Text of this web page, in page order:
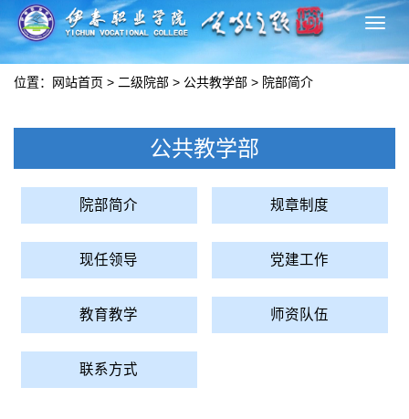
切
换
位置： 网站首页 > 二级院部 > 公共教学部 > 院部简介
公共教学部
院部简介 规章制度
现任领导 党建工作
教育教学 师资队伍
联系方式